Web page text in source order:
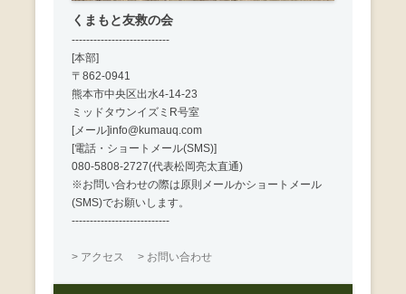
くまもと友救の会
---------------------------
[本部]
〒862-0941
熊本市中央区出水4-14-23
ミッドタウンイズミR号室
[メール]info@kumauq.com
[電話・ショートメール(SMS)]
080-5808-2727(代表松岡亮太直通)
※お問い合わせの際は原則メールかショートメール
(SMS)でお願いします。
---------------------------
> アクセス > お問い合わせ